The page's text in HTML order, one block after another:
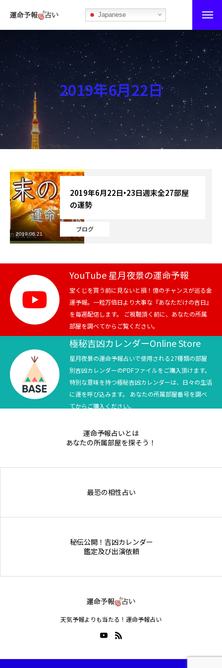
Japanese
運命予報占い
運命予報占いとは
あなたの所属部屋を探そう！
最恐の相性占い
秘伝公開！吉凶カレンダー
記事カテゴリー
ブログ
お知らせ
芸能界
テニス
スポーツ
競馬
テニス四大大会・五輪
テニス四大大会・五輪
2019年6月22日
ブログ
2019年6月22日‣23日週末全27部屋
の運勢
2019.06.21
YouTube 星月夜景の運命予報
宝くじを買う前に見ないと損！億のチャンスが巡る金
運予報。一粒万倍日より大事な『あなただけの吉日』
を毎週配信します。 ご視聴頂く前に、あなたの所属
部屋を調べてからご覧ください。
極秘吉凶カレンダーOnline Store
星月夜景の運命予報占いで使用される27種類の部屋
別吉凶カレンダーのPDFファイルをご購入頂けます。
特別な意味を持つ極秘吉凶カレンダーは、日々の生活
に運を呼び込みます。 あなたの所属部屋番号を調べ
てからご購入ください。
運命予報占いとは
あなたの所属部屋を探そう！
最恐の相性占い
秘伝公開！吉凶カレンダー
鑑定及び出演依頼
天気予報よりも当たる！運命予報占い